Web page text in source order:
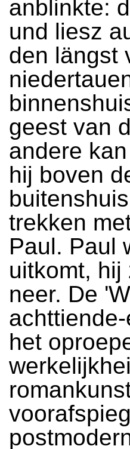
anblinkte:
und liesz
den längst
geest van
andere
hij boven
trekken
Paul. Paul
uitkomt, hij
neer. De
het